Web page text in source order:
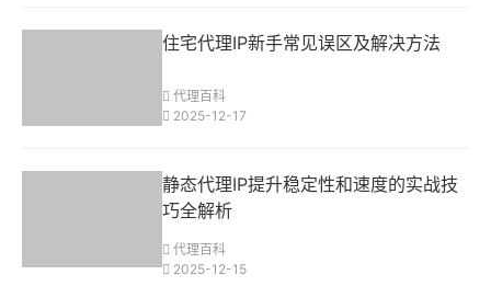
住宅代理IP新手常见误区及解决方法
代理百科
2025-12-17
静态代理IP提升稳定性和速度的实战技
巧全解析
代理百科
2025-12-15